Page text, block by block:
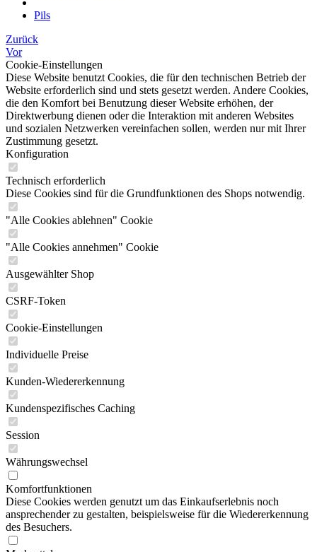
Pils
Zurück
Vor
Cookie-Einstellungen
Diese Website benutzt Cookies, die für den technischen Betrieb der
Website erforderlich sind und stets gesetzt werden. Andere Cookies,
die den Komfort bei Benutzung dieser Website erhöhen, der
Direktwerbung dienen oder die Interaktion mit anderen Websites
und sozialen Netzwerken vereinfachen sollen, werden nur mit Ihrer
Zustimmung gesetzt.
Konfiguration
Technisch erforderlich
Diese Cookies sind für die Grundfunktionen des Shops notwendig.
"Alle Cookies ablehnen" Cookie
"Alle Cookies annehmen" Cookie
Ausgewählter Shop
CSRF-Token
Cookie-Einstellungen
Individuelle Preise
Kunden-Wiedererkennung
Kundenspezifisches Caching
Session
Währungswechsel
Komfortfunktionen
Diese Cookies werden genutzt um das Einkaufserlebnis noch
ansprechender zu gestalten, beispielsweise für die Wiedererkennung
des Besuchers.